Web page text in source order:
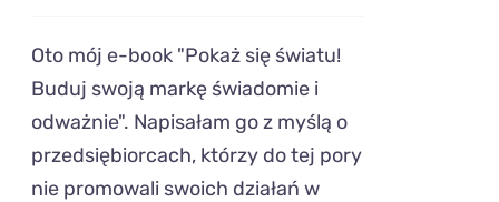
Oto mój e-book "Pokaż się światu!
Buduj swoją markę świadomie i
odważnie". Napisałam go z myślą o
przedsiębiorcach, którzy do tej pory
nie promowali swoich działań w